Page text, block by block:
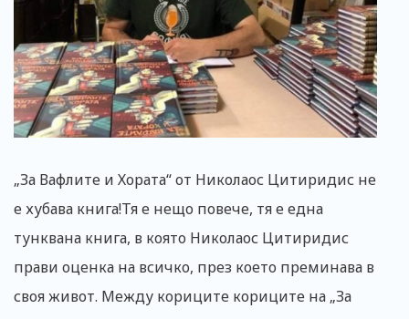
„За Вафлите и Хората“ от Николаос Цитиридис не
е хубава книга!Тя е нещо повече, тя е една
тунквана книга, в която Николаос Цитиридис
прави оценка на всичко, през което преминава в
своя живот. Между кориците кориците на „За